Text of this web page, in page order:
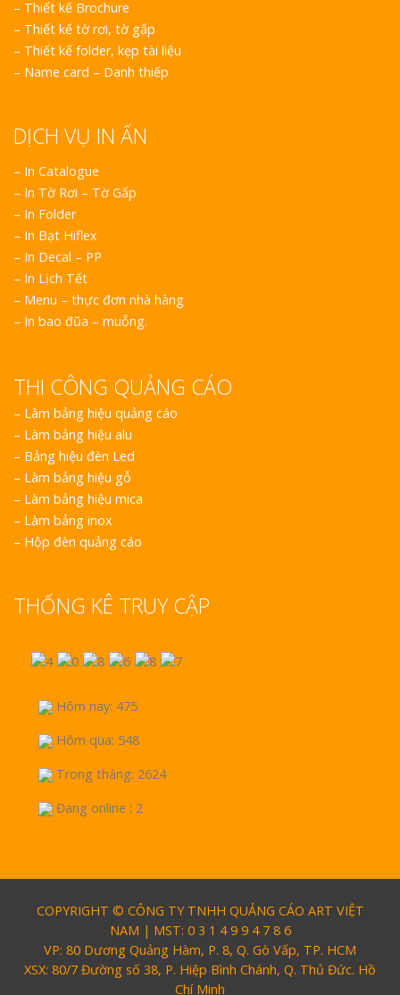
– Thiết kế Brochure
– Thiết kế tờ rơi, tờ gấp
– Thiết kế folder, kẹp tài liệu
– Name card – Danh thiếp
DỊCH VỤ IN ẤN
– In Catalogue
– In Tờ Rơi – Tờ Gấp
– In Folder
– In Bạt Hiflex
– In Decal – PP
– In Lịch Tết
– Menu – thực đơn nhà hàng
– In bao đũa – muỗng.
THI CÔNG QUẢNG CÁO
– Làm bảng hiệu quảng cáo
– Làm bảng hiệu alu
– Bảng hiệu đèn Led
– Làm bảng hiệu gỗ
– Làm bảng hiệu mica
– Làm bảng inox
– Hộp đèn quảng cáo
THỐNG KÊ TRUY CẬP
Hôm nay: 475
Hôm qua: 548
Trong tháng: 2624
Đang online : 2
COPYRIGHT © CÔNG TY TNHH QUẢNG CÁO ART VIỆT
NAM | MST: 0 3 1 4 9 9 4 7 8 6
VP: 80 Dương Quảng Hàm, P. 8, Q. Gò Vấp, TP. HCM
XSX: 80/7 Đường số 38, P. Hiệp Bình Chánh, Q. Thủ Đức. Hồ
Chí Minh